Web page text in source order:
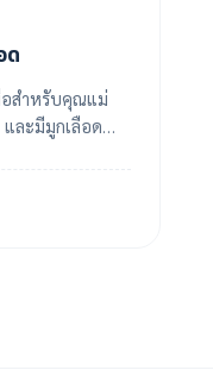
ด
สำหรับคุณแม่
และมีมูกเลือด